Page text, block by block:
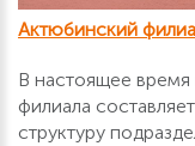
Актюбинский
В настоящее время
филиала
структуру